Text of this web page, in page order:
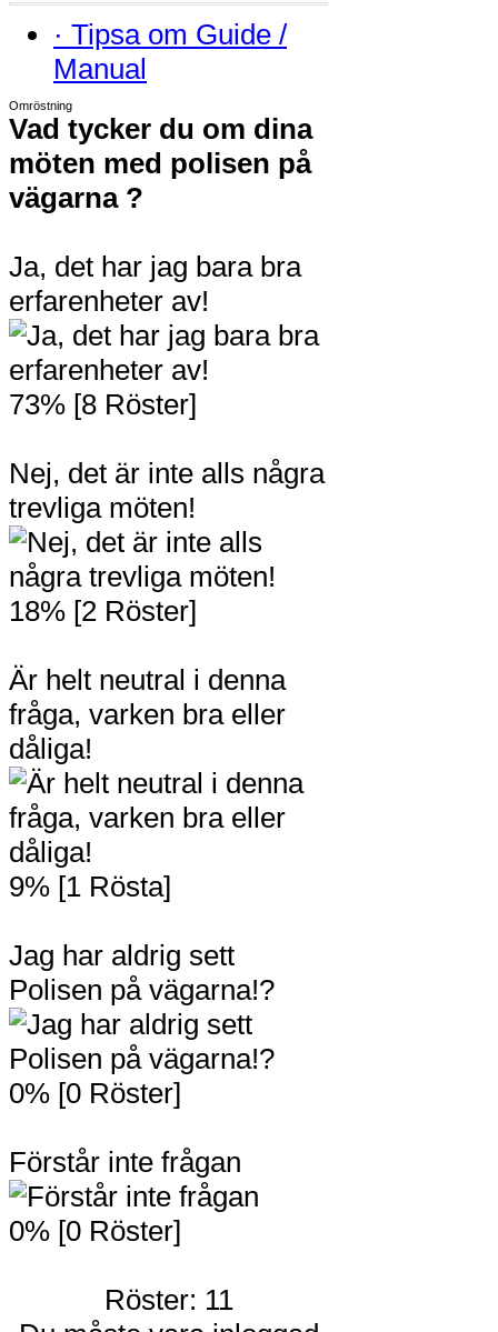
· Tipsa om Guide /
Manual
Omröstning
Vad tycker du om dina
möten med polisen på
vägarna ?
Ja, det har jag bara bra
erfarenheter av!
73% [8 Röster]
Nej, det är inte alls några
trevliga möten!
18% [2 Röster]
Är helt neutral i denna
fråga, varken bra eller
dåliga!
9% [1 Rösta]
Jag har aldrig sett
Polisen på vägarna!?
0% [0 Röster]
Förstår inte frågan
0% [0 Röster]
Röster: 11